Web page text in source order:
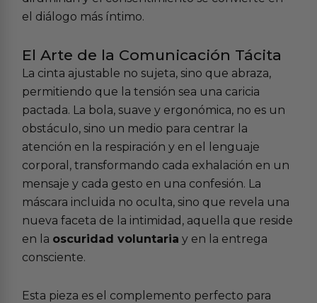
el diálogo más íntimo.
El Arte de la Comunicación Tácita
La cinta ajustable no sujeta, sino que abraza,
permitiendo que la tensión sea una caricia
pactada. La bola, suave y ergonómica, no es un
obstáculo, sino un medio para centrar la
atención en la respiración y en el lenguaje
corporal, transformando cada exhalación en un
mensaje y cada gesto en una confesión. La
máscara incluida no oculta, sino que revela una
nueva faceta de la intimidad, aquella que reside
en la oscuridad voluntaria y en la entrega
consciente.
Esta pieza es el complemento perfecto para